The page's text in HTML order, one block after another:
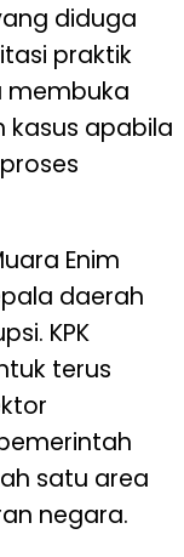
diduga
praktik
membuka
kasus apabila
Enim
daerah
KPK
terus
satu area
negara.